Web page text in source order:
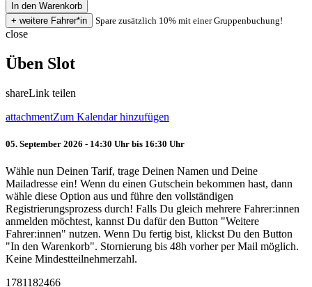
Spare zusätzlich 10% mit einer Gruppenbuchung!
close
Üben Slot
shareLink teilen
attachmentZum Kalendar hinzufügen
05. September 2026 - 14:30 Uhr bis 16:30 Uhr
Wähle nun Deinen Tarif, trage Deinen Namen und Deine
Mailadresse ein! Wenn du einen Gutschein bekommen hast, dann
wähle diese Option aus und führe den vollständigen
Registrierungsprozess durch! Falls Du gleich mehrere Fahrer:innen
anmelden möchtest, kannst Du dafür den Button "Weitere
Fahrer:innen" nutzen. Wenn Du fertig bist, klickst Du den Button
"In den Warenkorb". Stornierung bis 48h vorher per Mail möglich.
Keine Mindestteilnehmerzahl.
1781182466